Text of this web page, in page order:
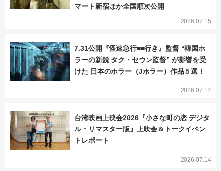
マート新宿ほか全国順次公開
2026.07.15
7.31公開『怪速急行■■行き』監督 “韓国ホ
ラーの新鋭 タク・セウン監督” が影響を受
けた 日本のホラー（Jホラー）作品５選！
2026.07.14
台湾映画上映会2026『小さな町の恋 デジタ
ル・リマスター版』上映会＆トークイベン
トレポート
2026.07.14